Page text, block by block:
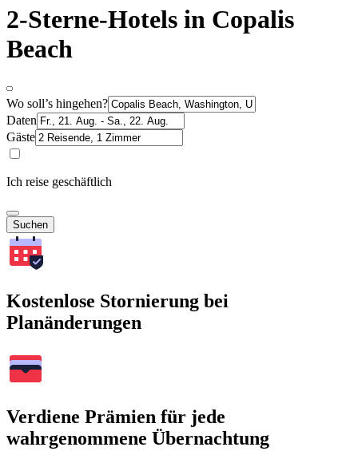
2-Sterne-Hotels in Copalis
Beach
Wo soll’s hingehen?
Daten
Gäste
Ich reise geschäftlich
Suchen
Kostenlose Stornierung bei
Planänderungen
Verdiene Prämien für jede
wahrgenommene Übernachtung